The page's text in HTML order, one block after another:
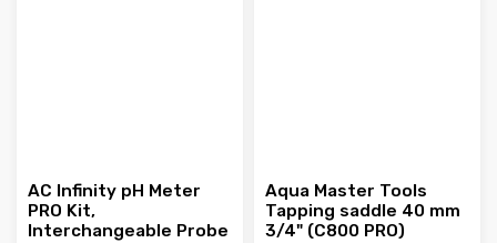
AC Infinity pH Meter
PRO Kit,
Interchangeable Probe
Aqua Master Tools
Tapping saddle 40 mm
3/4" (C800 PRO)